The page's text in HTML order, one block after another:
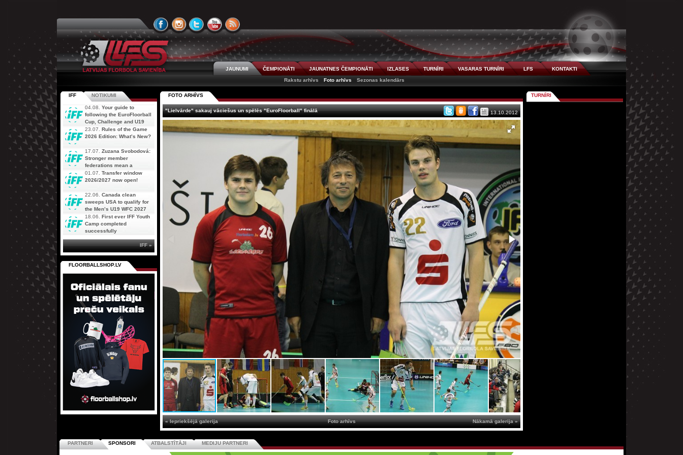
JAUNUMI ČEMPIONĀTI JAUNATNES ČEMPIONĀTI IZLASES TURNĪRI VASARAS TURNĪRI LFS
KONTAKTI
Rakstu arhīvs
Foto arhīvs Sezonas kalendārs
FOTO ARHĪVS
"Lielvārde" sakauj vāciešus un spēlēs "EuroFloorball" finālā 13.10.2012
« Iepriekšējā galerija Nākamā galerija »
Foto arhīvs
IFF NOTIKUMI
04.08. Your guide to
following the EuroFloorball
Cup, Challenge and U19
AOFC Qualifiers
simultaneously
23.07. Rules of the Game
2026 Edition: What’s New?
17.07. Zuzana Svobodová:
Stronger member
federations mean a
stronger future for floorball
01.07. Transfer window
2026/2027 now open!
22.06. Canada clean
sweeps USA to qualify for
the Men’s U19 WFC 2027
18.06. First ever IFF Youth
Camp completed
successfully
IFF »
FLOORBALLSHOP.LV
TURNĪRI
PARTNERI SPONSORI ATBALSTĪTĀJI MEDIJU PARTNERI